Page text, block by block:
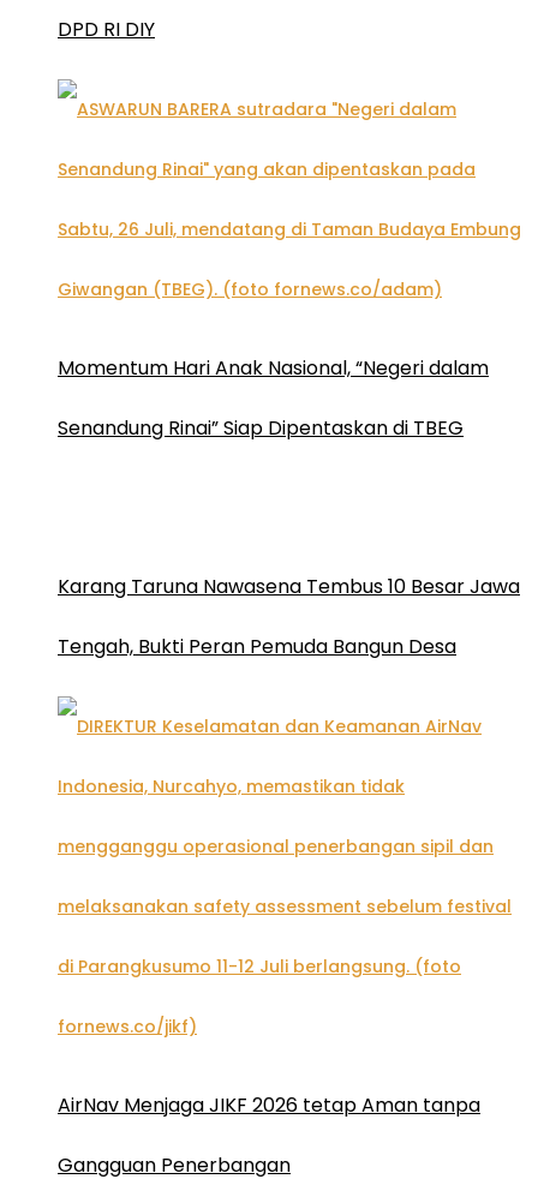
DPD RI DIY
Momentum Hari Anak Nasional, “Negeri dalam
Senandung Rinai” Siap Dipentaskan di TBEG
Karang Taruna Nawasena Tembus 10 Besar Jawa
Tengah, Bukti Peran Pemuda Bangun Desa
AirNav Menjaga JIKF 2026 tetap Aman tanpa
Gangguan Penerbangan